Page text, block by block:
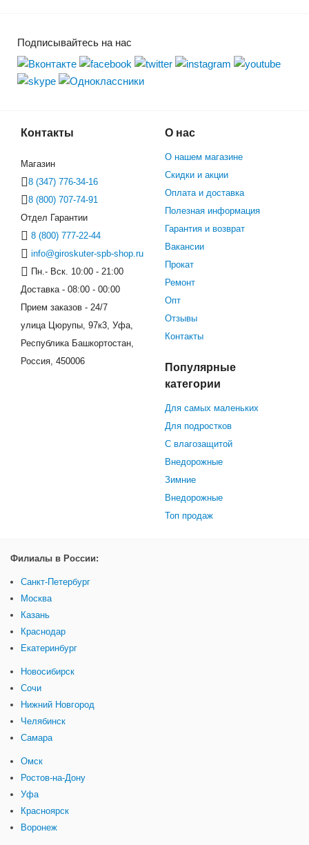
Подписывайтесь на нас
Контакты
Магазин
8 (347) 776-34-16
8 (800) 707-74-91
Отдел Гарантии
8 (800) 777-22-44
info@giroskuter-spb-shop.ru
Пн.- Вск. 10:00 - 21:00
Доставка - 08:00 - 00:00
Прием заказов - 24/7
улица Цюрупы, 97к3, Уфа,
Республика Башкортостан,
Россия, 450006
О нас
О нашем магазине
Скидки и акции
Оплата и доставка
Полезная информация
Гарантия и возврат
Вакансии
Прокат
Ремонт
Опт
Отзывы
Контакты
Популярные
категории
Для самых маленьких
Для подростков
С влагозащитой
Внедорожные
Зимние
Внедорожные
Топ продаж
Филиалы в России:
Санкт-Петербург
Москва
Казань
Краснодар
Екатеринбург
Новосибирск
Сочи
Нижний Новгород
Челябинск
Самара
Омск
Ростов-на-Дону
Уфа
Красноярск
Воронеж